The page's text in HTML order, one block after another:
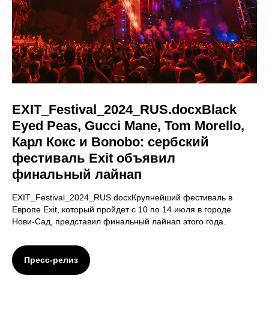
EXIT_Festival_2024_RUS.docxBlack
Eyed Peas, Gucci Mane, Tom Morello,
Карл Кокс и Bonobo: сербский
фестиваль Exit объявил
финальный лайнап
EXIT_Festival_2024_RUS.docxКрупнейший фестиваль в
Европе Exit, который пройдет с 10 по 14 июля в городе
Нови-Сад, представил финальный лайнап этого года.
Пресс-релиз